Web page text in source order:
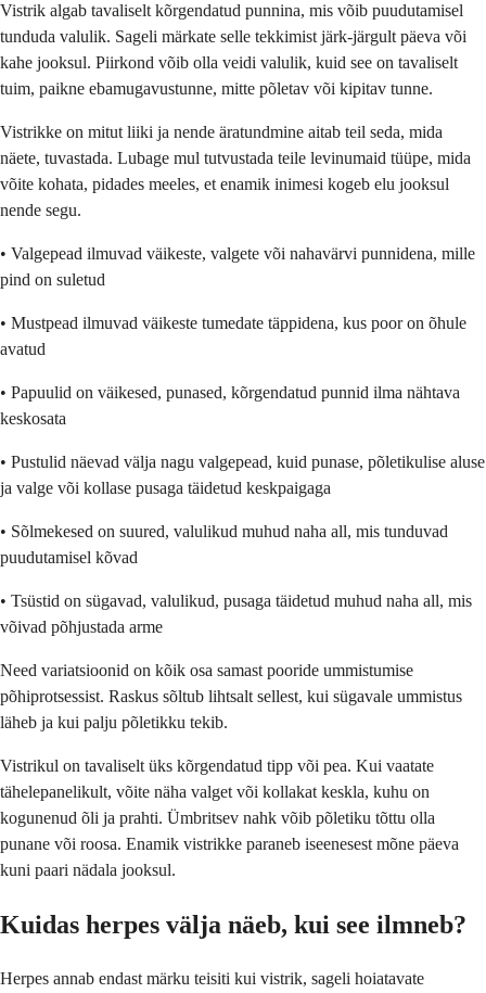
Vistrik algab tavaliselt kõrgendatud punnina, mis võib puudutamisel
tunduda valulik. Sageli märkate selle tekkimist järk-järgult päeva või
kahe jooksul. Piirkond võib olla veidi valulik, kuid see on tavaliselt
tuim, paikne ebamugavustunne, mitte põletav või kipitav tunne.
Vistrikke on mitut liiki ja nende äratundmine aitab teil seda, mida
näete, tuvastada. Lubage mul tutvustada teile levinumaid tüüpe, mida
võite kohata, pidades meeles, et enamik inimesi kogeb elu jooksul
nende segu.
• Valgepead ilmuvad väikeste, valgete või nahavärvi punnidena, mille
pind on suletud
• Mustpead ilmuvad väikeste tumedate täppidena, kus poor on õhule
avatud
• Papuulid on väikesed, punased, kõrgendatud punnid ilma nähtava
keskosata
• Pustulid näevad välja nagu valgepead, kuid punase, põletikulise aluse
ja valge või kollase pusaga täidetud keskpaigaga
• Sõlmekesed on suured, valulikud muhud naha all, mis tunduvad
puudutamisel kõvad
• Tsüstid on sügavad, valulikud, pusaga täidetud muhud naha all, mis
võivad põhjustada arme
Need variatsioonid on kõik osa samast pooride ummistumise
põhiprotsessist. Raskus sõltub lihtsalt sellest, kui sügavale ummistus
läheb ja kui palju põletikku tekib.
Vistrikul on tavaliselt üks kõrgendatud tipp või pea. Kui vaatate
tähelepanelikult, võite näha valget või kollakat keskla, kuhu on
kogunenud õli ja prahti. Ümbritsev nahk võib põletiku tõttu olla
punane või roosa. Enamik vistrikke paraneb iseenesest mõne päeva
kuni paari nädala jooksul.
Kuidas herpes välja näeb, kui see ilmneb?
Herpes annab endast märku teisiti kui vistrik, sageli hoiatavate